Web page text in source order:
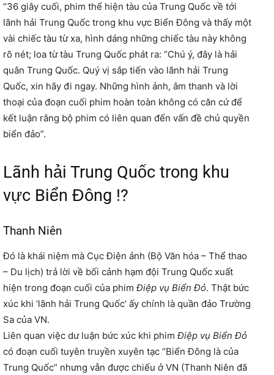
“36 giây cuối, phim thể hiện tàu của Trung Quốc về tới
lãnh hải Trung Quốc trong khu vực Biển Đông và thấy một
vài chiếc tàu từ xa, hình dáng những chiếc tàu này không
rõ nét; loa từ tàu Trung Quốc phát ra: “Chú ý, đây là hải
quân Trung Quốc. Quý vị sắp tiến vào lãnh hải Trung
Quốc, xin hãy đi ngay. Những hình ảnh, âm thanh và lời
thoại của đoạn cuối phim hoàn toàn không có căn cứ để
kết luận rằng bộ phim có liên quan đến vấn đề chủ quyền
biển đảo”.
Lãnh hải Trung Quốc trong khu
vực Biển Đông !?
Thanh Niên
Đó là khái niệm mà Cục Điện ảnh (Bộ Văn hóa – Thể thao
– Du lịch) trả lời về bối cảnh hạm đội Trung Quốc xuất
hiện trong đoạn cuối của phim Điệp vụ Biển Đỏ. Thật bức
xúc khi ‘lãnh hải Trung Quốc’ ấy chính là quần đảo Trường
Sa của VN.
Liên quan việc dư luận bức xúc khi phim Điệp vụ Biển Đỏ
có đoạn cuối tuyên truyền xuyên tạc “Biển Đông là của
Trung Quốc” nhưng vẫn được chiếu ở VN (Thanh Niên đã